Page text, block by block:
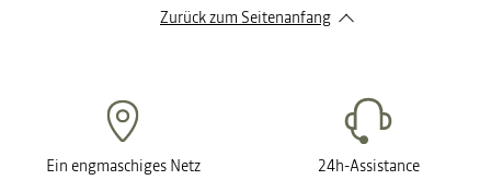
Zurück zum Seitenanfang
Ein engmaschiges Netz 24h-Assistance